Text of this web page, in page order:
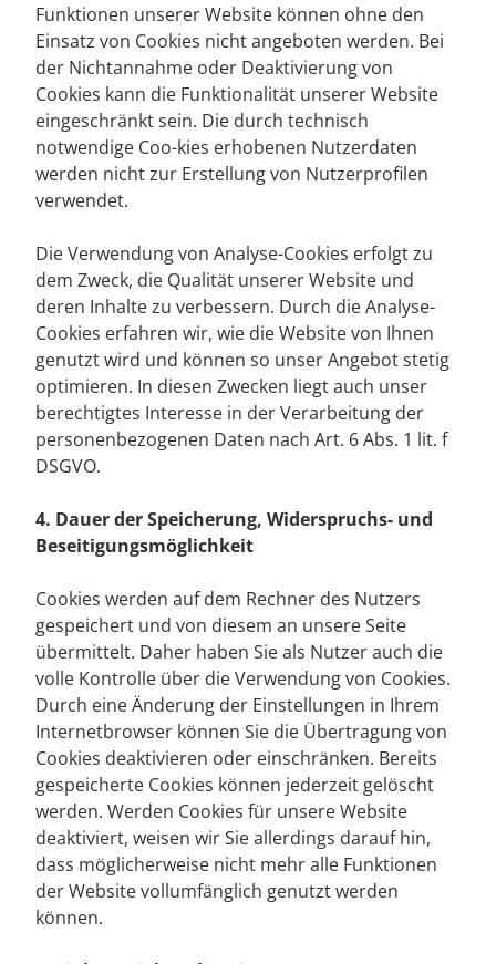
Funktionen unserer Website können ohne den
Einsatz von Cookies nicht angeboten werden. Bei
der Nichtannahme oder Deaktivierung von
Cookies kann die Funktionalität unserer Website
eingeschränkt sein. Die durch technisch
notwendige Coo-kies erhobenen Nutzerdaten
werden nicht zur Erstellung von Nutzerprofilen
verwendet.
Die Verwendung von Analyse-Cookies erfolgt zu
dem Zweck, die Qualität unserer Website und
deren Inhalte zu verbessern. Durch die Analyse-
Cookies erfahren wir, wie die Website von Ihnen
genutzt wird und können so unser Angebot stetig
optimieren. In diesen Zwecken liegt auch unser
berechtigtes Interesse in der Verarbeitung der
personenbezogenen Daten nach Art. 6 Abs. 1 lit. f
DSGVO.
4. Dauer der Speicherung, Widerspruchs- und
Beseitigungsmöglichkeit
Cookies werden auf dem Rechner des Nutzers
gespeichert und von diesem an unsere Seite
übermittelt. Daher haben Sie als Nutzer auch die
volle Kontrolle über die Verwendung von Cookies.
Durch eine Änderung der Einstellungen in Ihrem
Internetbrowser können Sie die Übertragung von
Cookies deaktivieren oder einschränken. Bereits
gespeicherte Cookies können jederzeit gelöscht
werden. Werden Cookies für unsere Website
deaktiviert, weisen wir Sie allerdings darauf hin,
dass möglicherweise nicht mehr alle Funktionen
der Website vollumfänglich genutzt werden
können.